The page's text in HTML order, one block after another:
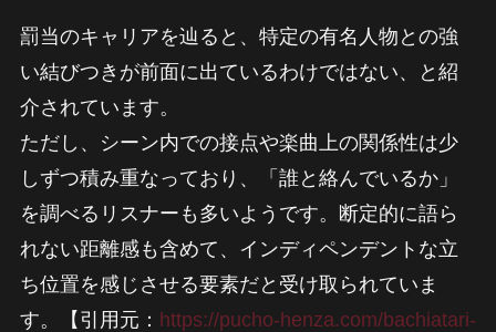
罰当のキャリアを辿ると、特定の有名人物との強
い結びつきが前面に出ているわけではない、と紹
介されています。
ただし、シーン内での接点や楽曲上の関係性は少
しずつ積み重なっており、「誰と絡んでいるか」
を調べるリスナーも多いようです。断定的に語ら
れない距離感も含めて、インディペンデントな立
ち位置を感じさせる要素だと受け取られていま
す。【引用元： https://pucho-henza.com/bachiatari-